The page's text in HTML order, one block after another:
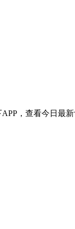
，查看今日最